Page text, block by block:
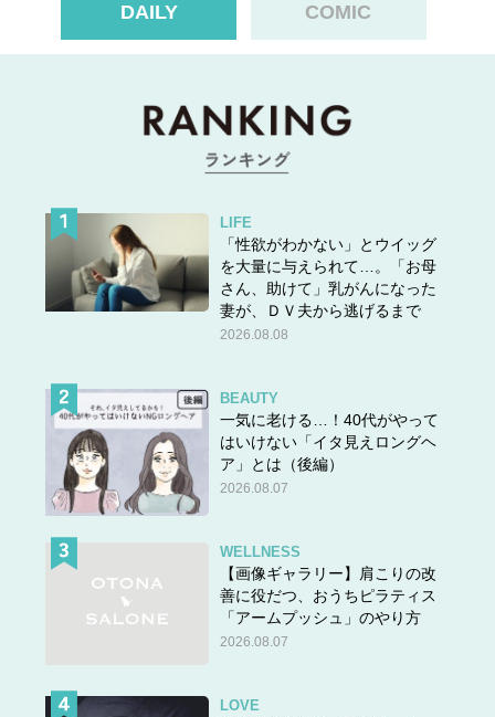
【40代働く女性のコーディネートをインスタからセレク
ト、毎日ご紹介中！】
本文中の画像は投稿主様より掲載許諾をいただいていま
※40代女性との表記がありますが、あくまで40代女性に
ため、インスタ画像のモデルさんは40代とは限りません。
DAILY COMIC
LIFE
「性欲がわかない」とウイッグ
を大量に与えられて…。「お母
さん、助けて」乳がんになった
妻が、ＤＶ夫から逃げるまで
2026.08.08
BEAUTY
一気に老ける…！40代がやって
はいけない「イタ見えロングヘ
ア」とは（後編）
2026.08.07
WELLNESS
【画像ギャラリー】肩こりの改
善に役だつ、おうちピラティス
「アームプッシュ」のやり方
2026.08.07
LOVE